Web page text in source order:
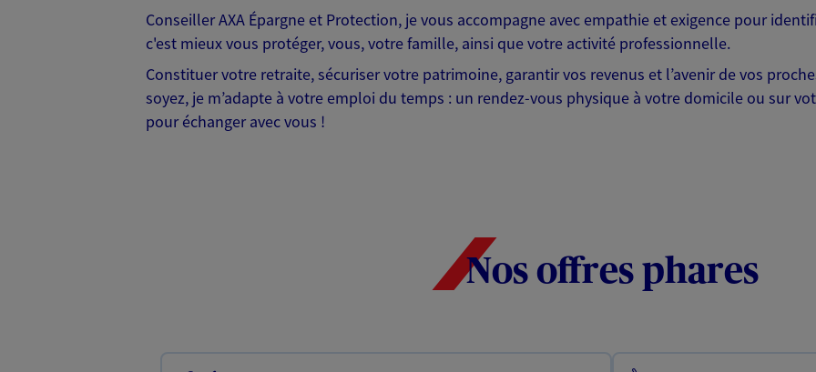
Conseiller AXA Épargne et Protection, je vous accompagne avec empathie et exigence pour
c'est mieux vous protéger, vous, votre famille, ainsi que votre activité professionnelle.
Constituer votre retraite, sécuriser votre patrimoine, garantir vos revenus et l’avenir de vos
soyez, je m’adapte à votre emploi du temps : un rendez-vous physique à votre domicile ou sur
pour échanger avec vous !
Nos offres phares